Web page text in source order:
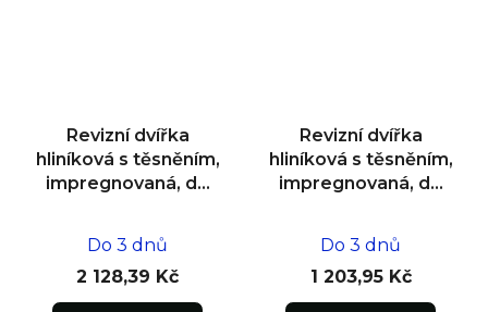
Revizní dvířka
hliníková s těsněním,
impregnovaná, do
Do 3 dnů
2 128,39 Kč
Revizní dvířka
hliníková s těsněním,
impregnovaná, do
Do 3 dnů
1 203,95 Kč